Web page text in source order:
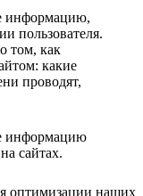
информацию,
пользователя.
том, как
какие
проводят,
информацию
сайтах.
оптимизации наших